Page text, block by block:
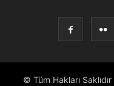
© Tüm Hakları